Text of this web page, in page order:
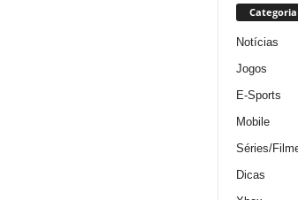
Categoria
Notícias
Jogos
E-Sports
Mobile
Séries/
Dicas